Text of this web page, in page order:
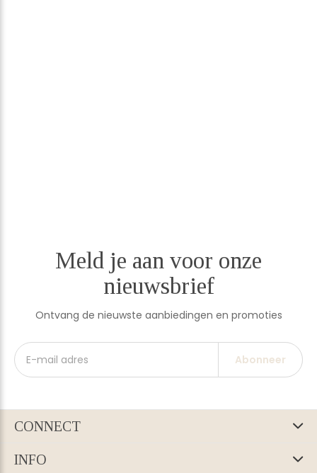
Meld je aan voor onze
nieuwsbrief
Ontvang de nieuwste aanbiedingen en promoties
Abonneer
CONNECT
INFO